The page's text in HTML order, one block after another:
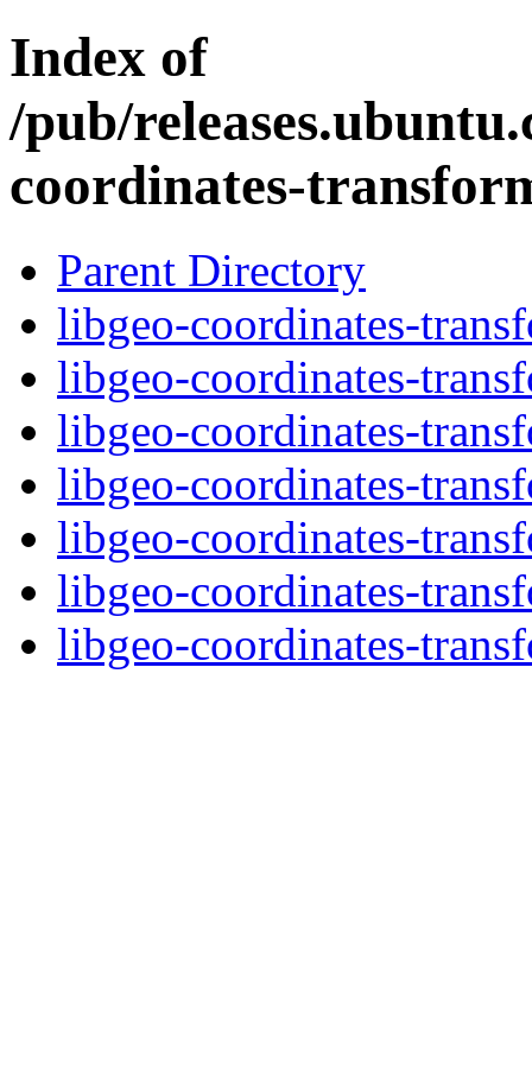
Index of
/pub/
coordinates-
Parent Directory
libgeo-coordinates-
libgeo-coordinates-
libgeo-coordinates-
libgeo-coordinates-
libgeo-coordinates-
libgeo-coordinates-
libgeo-coordinates-